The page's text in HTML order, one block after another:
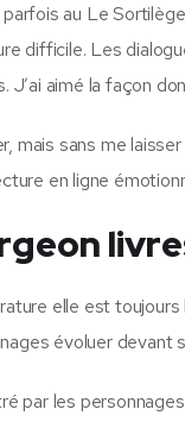
au Le
difficile. Les
J’ai aimé la façon
mais sans me
en ligne
elle est
évoluer
par les